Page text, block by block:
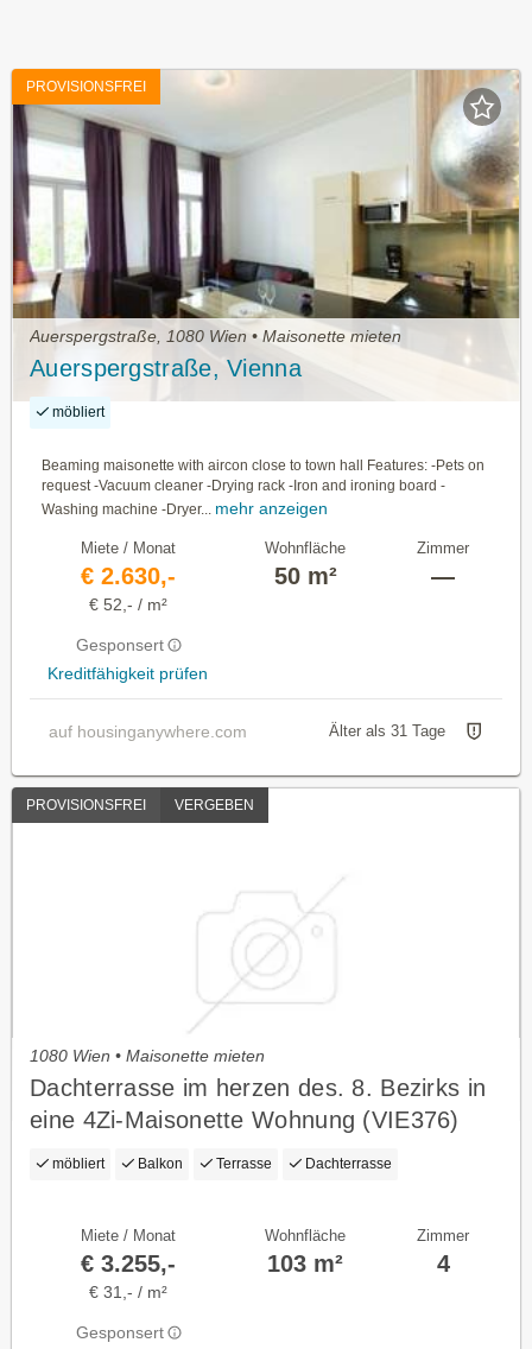
PROVISIONSFREI
Auerspergstraße, 1080 Wien • Maisonette mieten
Auerspergstraße, Vienna
möbliert
Beaming maisonette with aircon close to town hall Features: -Pets on
request -Vacuum cleaner -Drying rack -Iron and ironing board -
Washing machine -Dryer... mehr anzeigen
Miete / Monat
€ 2.630,-
€ 52,- / m²
Gesponsert
Kreditfähigkeit prüfen
Wohnfläche
50 m²
Zimmer
—
auf housinganywhere.com Älter als 31 Tage
PROVISIONSFREI VERGEBEN
1080 Wien • Maisonette mieten
Dachterrasse im herzen des. 8. Bezirks in
eine 4Zi-Maisonette Wohnung (VIE376)
möbliert Balkon Terrasse Dachterrasse
Miete / Monat
€ 3.255,-
€ 31,- / m²
Gesponsert
Wohnfläche
103 m²
Zimmer
4